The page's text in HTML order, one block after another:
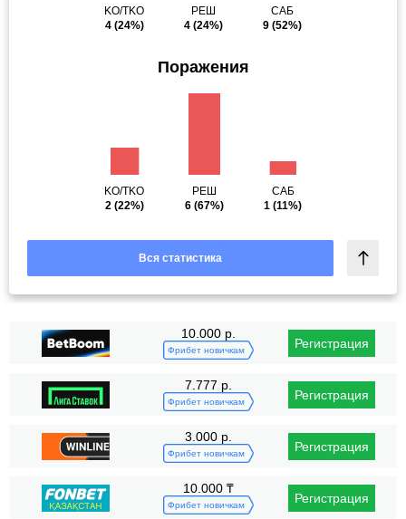
KO/TKO
4(24%)
РЕШ
4 (24%)
САБ
9 (52%)
Поражения
KO/TKO
2(22%)
РЕШ
6(67%)
САБ
1 (11%)
Вся статистика
10.000 р.
Фрибет новичкам Регистрация
7.777 р.
Фрибет новичкам Регистрация
3.000 р.
Фрибет новичкам Регистрация
10.000 ₸
Фрибет новичкам Регистрация